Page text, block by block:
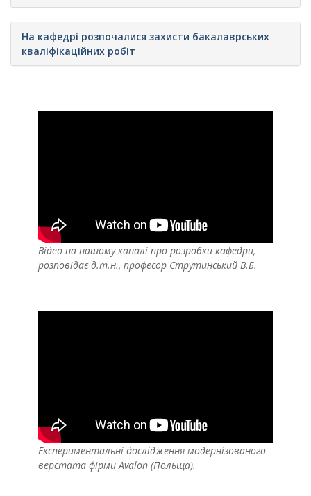
На кафедрі розпочалися захисти бакалаврських
кваліфікаційних робіт
Відео на нашому каналі про розробки кафедри,
розповідає д.т.н., професор Струтинський В.Б.
Експериментальні дослідження модернізованого
верстата фірми Avalon (Польща).